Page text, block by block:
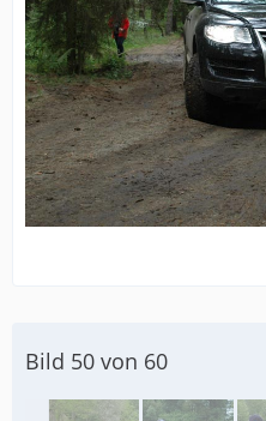
Bild 50 von 60